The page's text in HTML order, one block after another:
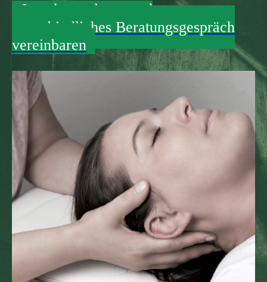
Jetzt kostenloses und
unverbindliches Beratungsgespräch
vereinbaren